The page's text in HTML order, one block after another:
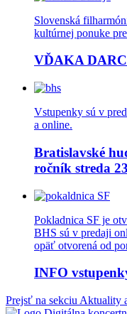
Slovenská
kultúrnej ponuke
VĎAKA
Vstupenky sú v
a online.
Bratislavské
ročník streda
Pokladnica SF je
BHS sú v predaji
opäť otvorená od
INFO
Prejsť na sekciu Aktuality